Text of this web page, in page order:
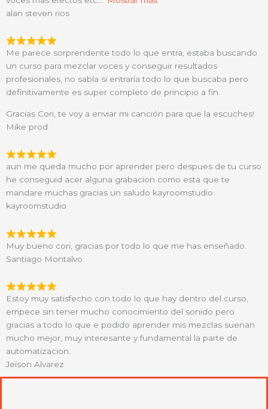
alan steven rios
Me parece sorprendente todo lo que entra, estaba buscando
un curso para mezclar voces y conseguir resultados
profesionales, no sabía si entraría todo lo que buscaba pero
definitivamente es super completo de principio a fin.
Gracias Cori, te voy a enviar mi canción para que la escuches!
Mike prod
aun me queda mucho por aprender pero despues de tu curso
he conseguid acer alguna grabacion como esta que te
mandare muchas gracias un saludo kayroomstudio
kayroomstudio
Muy bueno cori, gracias por todo lo que me has enseñado.
Santiago Montalvo
Estoy muy satisfecho con todo lo que hay dentro del curso,
empece sin tener mucho conocimiento del sonido pero
gracias a todo lo que e podido aprender mis mezclas suenan
mucho mejor, muy interesante y fundamental la parte de
automatizacion.
Jeison Alvarez